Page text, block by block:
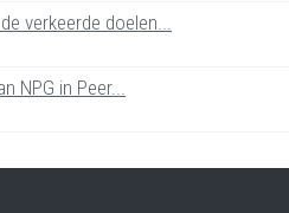
verkeerde doelen...
NPG in Peer...